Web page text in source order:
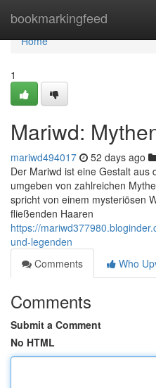
bookmarkingfeed
Home
Home
1
Mariwd:
mariwd494017 52 days ago
Der Mariwd ist eine Gestalt aus
umgeben von zahlreichen
spricht von einem mysteriösen
fließenden Haaren
https://
und-legenden
Comments
Who
Comments
Submit a Comment
No HTML